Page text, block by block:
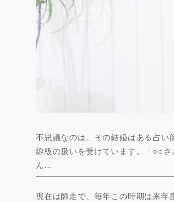
不思議なのは、その結婚はある占
線級の扱いを受けています。「○○
ん…
現在は師走で、毎年この時期は来年